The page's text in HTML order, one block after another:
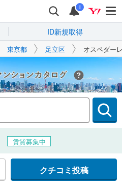
i
ID新規取得
東京都 足立区 オスペダー
Yahoo!不動産
賃貸募集中
クチコミ投稿